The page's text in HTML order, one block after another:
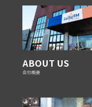
ABOUT US
会社概要